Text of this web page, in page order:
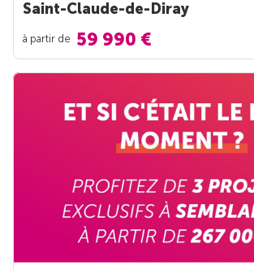
Saint-Claude-de-Diray
à partir de 59 990 €